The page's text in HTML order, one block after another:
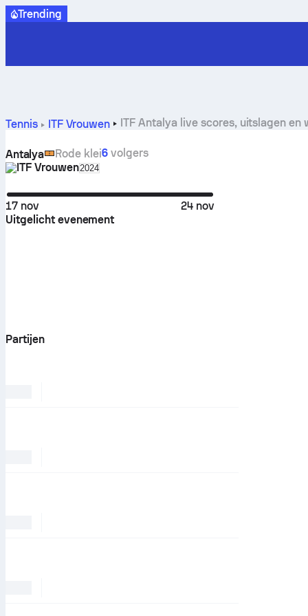
Trending
Tennis ITF Vrouwen ITF Antalya live scores, uitslagen en
Antalya Rode klei6volgers
ITF VrouwenSelect season in unique tournament header
2024
17 nov
24 nov
Uitgelicht evenement
Partijen